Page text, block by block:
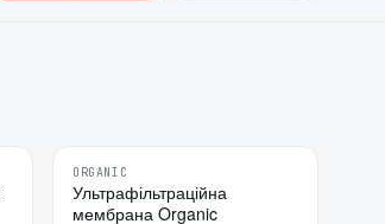
10
ORGANIC
Ультрафільтраційна
мембрана Organic